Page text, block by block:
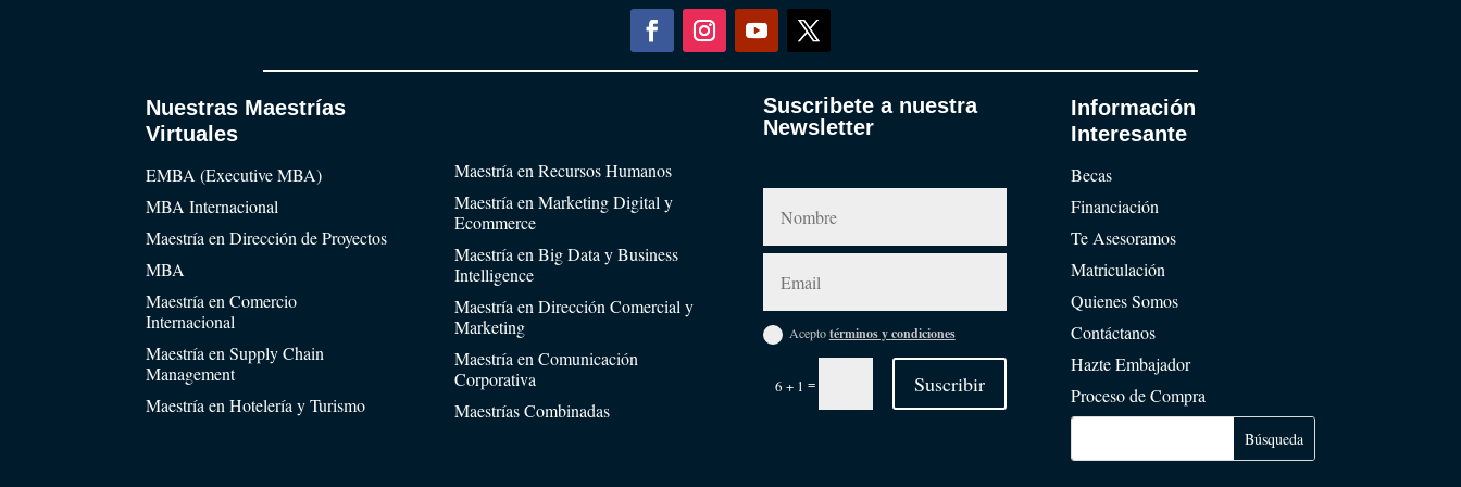
Nuestras Maestrías
Virtuales
EMBA (Executive MBA)
MBA Internacional
Maestría en Dirección de Proyectos
MBA
Maestría en Comercio
Internacional
Maestría en Supply Chain
Management
Maestría en Hotelería y Turismo
Maestría en Recursos Humanos
Maestría en Marketing Digital y
Ecommerce
Maestría en Big Data y Business
Intelligence
Maestría en Dirección Comercial y
Marketing
Maestría en Comunicación
Corporativa
Maestrías Combinadas
Suscribete a nuestra
Newsletter
Aceptotérminos y condiciones
6 + 1 = Suscribir
Información
Interesante
Becas
Financiación
Te Asesoramos
Matriculación
Quienes Somos
Contáctanos
Hazte Embajador
Proceso de Compra